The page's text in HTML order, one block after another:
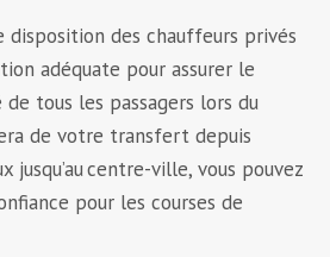
des chauffeurs privés
adéquate pour assurer le
tous les passagers lors du
de votre transfert depuis
jusqu’au centre-ville, vous pouvez
pour les courses de